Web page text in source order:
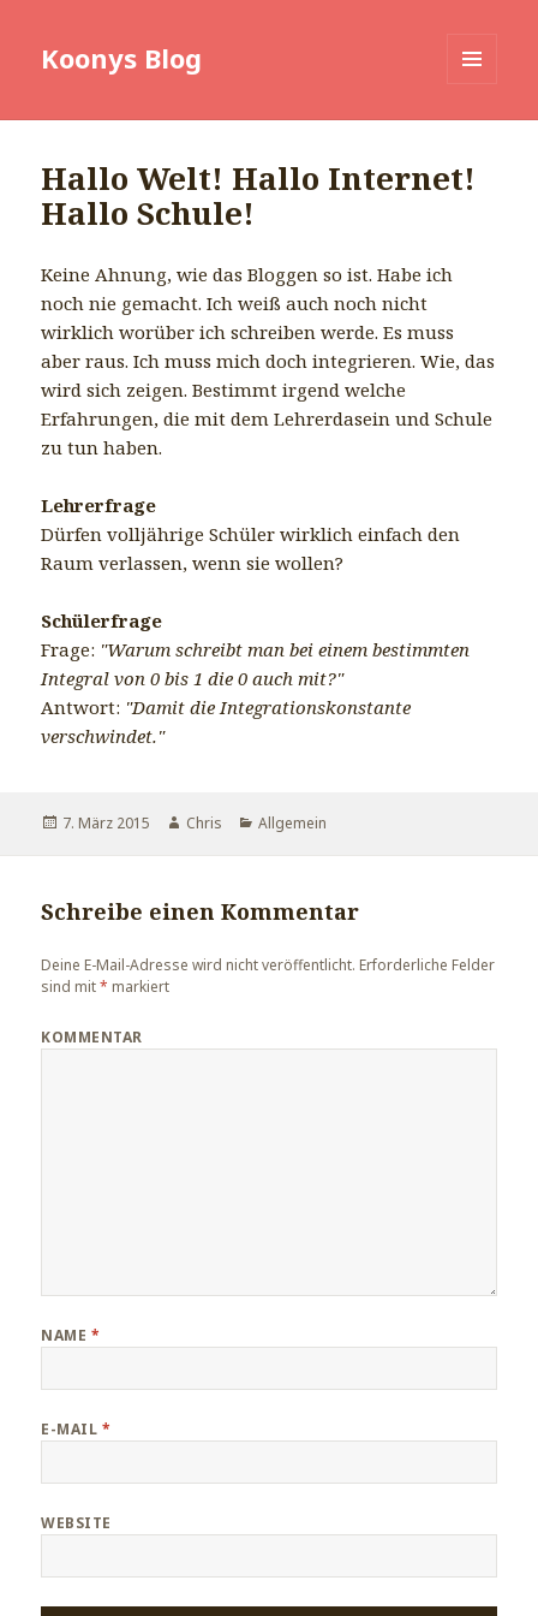
Koonys Blog
Hallo Welt! Hallo Internet!
Hallo Schule!
Keine Ahnung, wie das Bloggen so ist. Habe ich
noch nie gemacht. Ich weiß auch noch nicht
wirklich worüber ich schreiben werde. Es muss
aber raus. Ich muss mich doch integrieren. Wie, das
wird sich zeigen. Bestimmt irgend welche
Erfahrungen, die mit dem Lehrerdasein und Schule
zu tun haben.
Lehrerfrage
Dürfen volljährige Schüler wirklich einfach den
Raum verlassen, wenn sie wollen?
Schülerfrage
Frage: "Warum schreibt man bei einem bestimmten
Integral von 0 bis 1 die 0 auch mit?"
Antwort: "Damit die Integrationskonstante
verschwindet."
Veröffentlicht
7. März 2015 Autor
Chris Kategorien
Allgemein
Schreibe einen Kommentar
Deine E-Mail-Adresse wird nicht veröffentlicht. Erforderliche Felder
sind mit* markiert
KOMMENTAR
NAME *
E-MAIL *
WEBSITE